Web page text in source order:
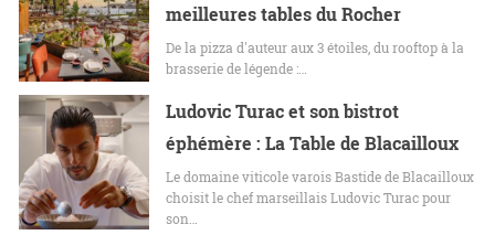
meilleures tables du Rocher
De la pizza d'auteur aux 3 étoiles, du rooftop à la
brasserie de légende :…
Ludovic Turac et son bistrot
éphémère : La Table de Blacailloux
Le domaine viticole varois Bastide de Blacailloux
choisit le chef marseillais Ludovic Turac pour
son…